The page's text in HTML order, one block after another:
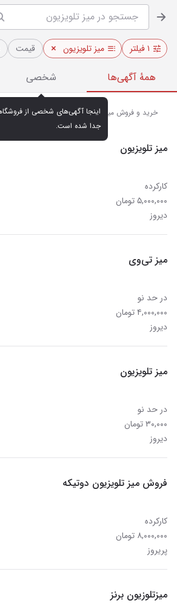
۱ فیلتر میز تلویزیون قیمت
همهٔ آگهی‌ها شخصی
جدا شده است.
خرید و فروش میز تلویزیون در دیوار مشگین شهر
میز تلویزیون
کارکرده
۵,۰۰۰,۰۰۰ تومان
دیروز
میز تی‌وی
در حد نو
۴,۰۰۰,۰۰۰ تومان
دیروز
میز تلویزیون
در حد نو
۳۰,۰۰۰ تومان
دیروز
فروش میز تلویزیون دوتیکه
کارکرده
۸,۰۰۰,۰۰۰ تومان
پریروز
میزتلوزیون برنز